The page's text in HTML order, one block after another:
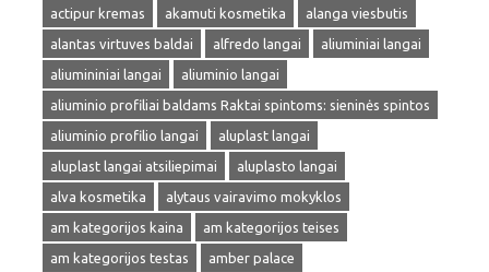
actipur kremas
akamuti kosmetika
alanga viesbutis
alantas virtuves baldai
alfredo langai
aliuminiai langai
aliumininiai langai
aliuminio langai
aliuminio profiliai baldams Raktai spintoms: sieninės spintos
aliuminio profilio langai
aluplast langai
aluplast langai atsiliepimai
aluplasto langai
alva kosmetika
alytaus vairavimo mokyklos
am kategorijos kaina
am kategorijos teises
am kategorijos testas
amber palace